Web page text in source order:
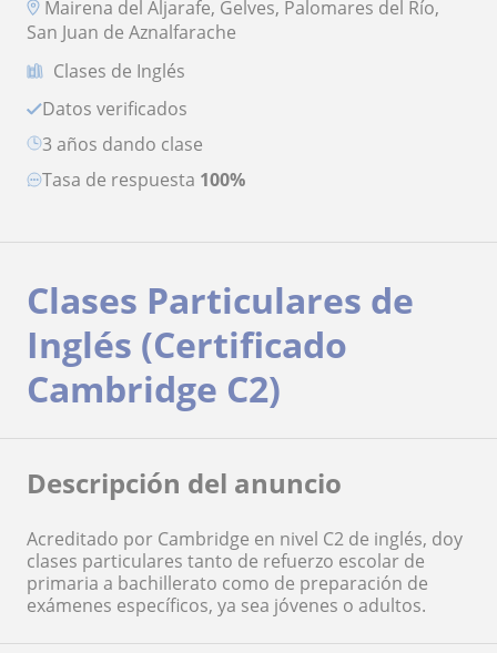
Mairena del Aljarafe, Gelves, Palomares del Río,
San Juan de Aznalfarache
Clases de Inglés
Datos verificados
3 años dando clase
Tasa de respuesta 100%
Clases Particulares de
Inglés (Certificado
Cambridge C2)
Descripción del anuncio
Acreditado por Cambridge en nivel C2 de inglés, doy
clases particulares tanto de refuerzo escolar de
primaria a bachillerato como de preparación de
exámenes específicos, ya sea jóvenes o adultos.